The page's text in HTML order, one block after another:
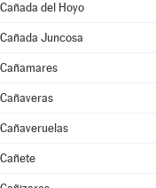
Cañada del Hoyo
Cañada Juncosa
Cañamares
Cañaveras
Cañaveruelas
Cañete